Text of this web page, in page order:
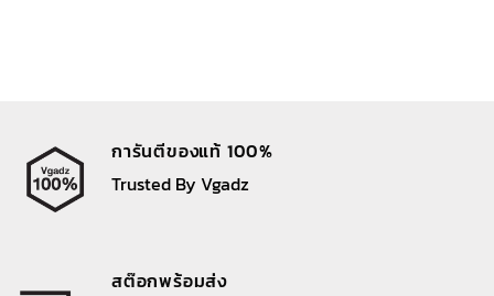
การันตีของแท้ 100%
Trusted By Vgadz
สต๊อกพร้อมส่ง